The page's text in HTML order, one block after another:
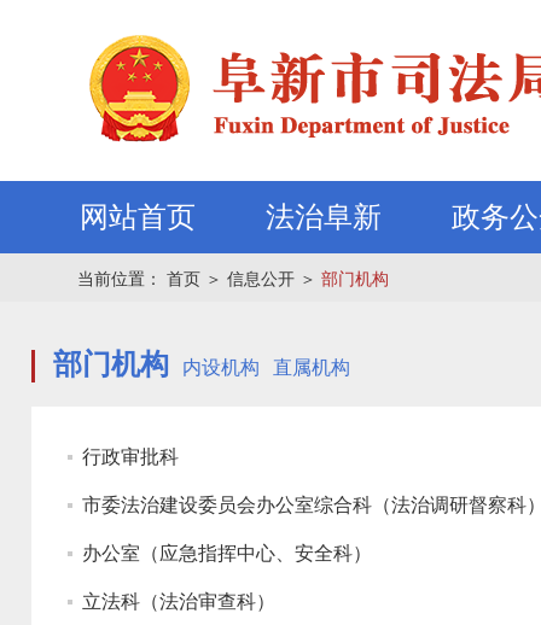
网站首页 法治阜新 政务
当前位置： 首页 ＞ 信息公开 ＞ 部门机构
部门机构 内设机构 直属机构
行政审批科
市委法治建设委员会办公室综合科（法治调研督察科
办公室（应急指挥中心、安全科）
立法科（法治审查科）